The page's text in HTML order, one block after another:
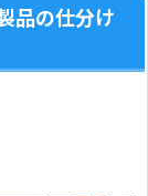
品の仕分け